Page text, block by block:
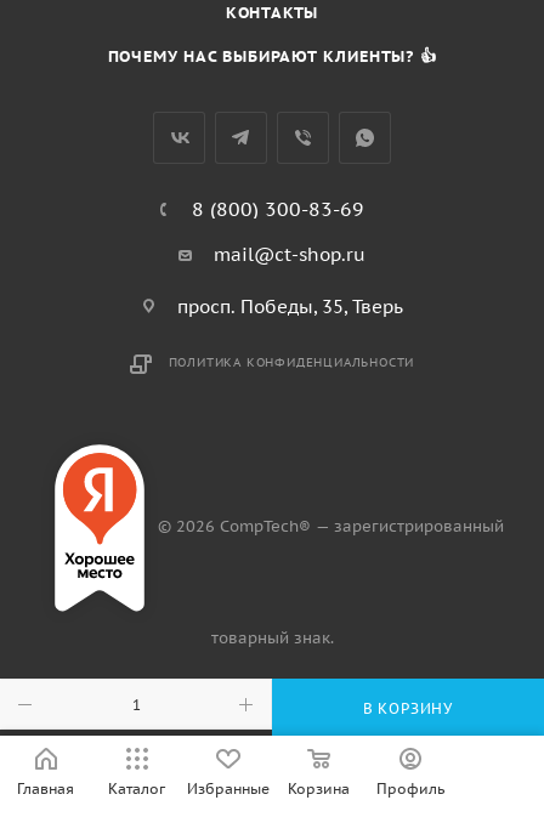
В КОРЗИНУ
КОНТАКТЫ
ПОЧЕМУ НАС ВЫБИРАЮТ КЛИЕНТЫ? 👍
8 (800) 300-83-69
mail@ct-shop.ru
просп. Победы, 35, Тверь
ПОЛИТИКА КОНФИДЕНЦИАЛЬНОСТИ
© 2026 CompTech® — зарегистрированный
товарный знак.
Главная Каталог Избранные Корзина Профиль